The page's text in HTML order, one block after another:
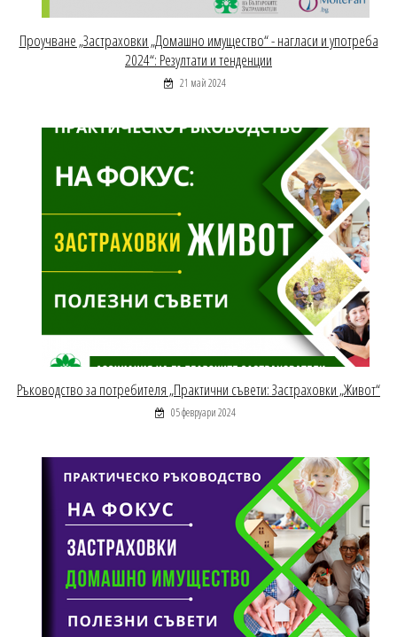
Проучване „Застраховки „Домашно имущество“ - нагласи и употреба
2024“: Резултати и тенденции
21 май 2024
Ръководство за потребителя „Практични съвети: Застраховки „Живот“
05 февруари 2024